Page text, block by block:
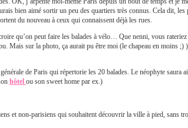
bien aimé sortir un peu des quartiers très connus. Cela dit, les
du nouveau à ceux qui connaissent déjà les rues.
qu’on peut faire les balades à vélo… Que nenni, vous
Mais sur la photo, ça aurait pu être moi (le chapeau en moins ;)
de Paris qui répertorie les 20 balades. Le néophyte saura
hôtel ou son sweet home par ex.)
et non-parisiens qui souhaitent découvrir la ville à pied, sans